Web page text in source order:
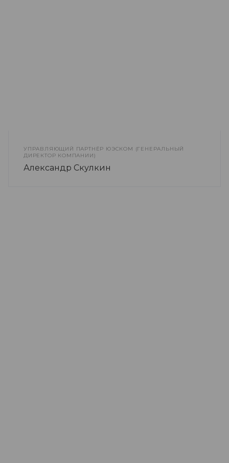
УПРАВЛЯЮЩИЙ ПАРТНЁР ЮЭСКОМ (ГЕНЕРАЛЬНЫЙ
ДИРЕКТОР КОМПАНИИ)
Александр Скулкин